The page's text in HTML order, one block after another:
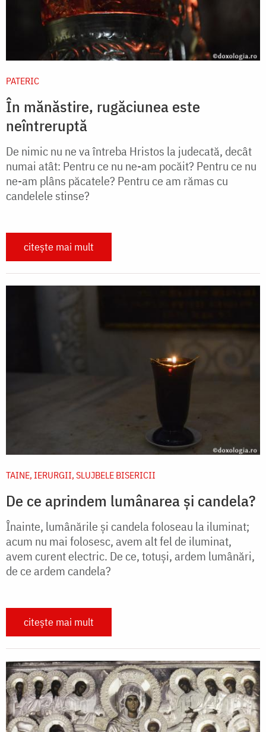
PATERIC
În mănăstire, rugăciunea este
neîntreruptă
De nimic nu ne va întreba Hristos la judecată, decât
numai atât: Pentru ce nu ne-am pocăit? Pentru ce nu
ne-am plâns păcatele? Pentru ce am rămas cu
candelele stinse?
citește mai mult
TAINE, IERURGII, SLUJBELE BISERICII
De ce aprindem lumânarea și candela?
Înainte, lumânările şi candela foloseau la iluminat;
acum nu mai folosesc, avem alt fel de iluminat,
avem curent electric. De ce, totuşi, ardem lumânări,
de ce ardem candela?
citește mai mult